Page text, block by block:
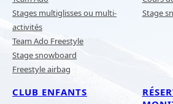
Stages multiglisses ou multi-
activités
Team Ado Freestyle
Stage snowboard
Freestyle airbag
Stage
CLUB ENFANTS